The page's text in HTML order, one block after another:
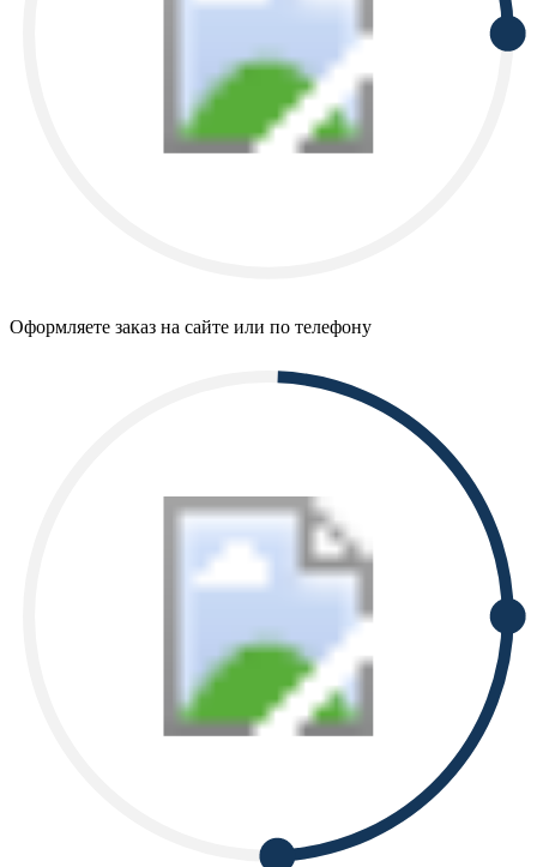
Оформляете заказ на сайте или по телефону